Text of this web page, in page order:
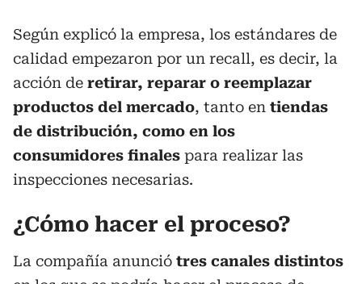
Según explicó la empresa, los estándares de
calidad empezaron por un recall, es decir, la
acción de retirar, reparar o reemplazar
productos del mercado, tanto en tiendas
de distribución, como en los
consumidores finales para realizar las
inspecciones necesarias.
¿Cómo hacer el proceso?
La compañía anunció tres canales distintos